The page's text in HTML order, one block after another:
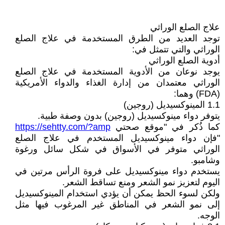
علاج الصلع الوراثي
توجد العديد من الطرق المستخدمة في علاج الصلع
الوراثي والتي تتمثل في:
أدوية الصلع الوراثي
يوجد نوعان من الأدوية المستخدمة في علاج الصلع
الوراثي معتمدان من إدارة الغذاء والدواء الأمريكية
(FDA) وهما:
1.1 المينوكسيديل (روجين)
يتوفر دواء مينوكسيديل (روجين) بدون وصفة طبية.
كما ذُكر في "موقع صحتي https://sehtty.com/?amp
"فإن دواء مينوكسيديل المستخدم في علاج الصلع
الوراثي متوفر في الأسواق في شكل سائل ورغوة
وشامبو.
يستخدم دواء مينوكسيديل على فروة الرأس مرتين في
اليوم لتعزيز نمو الشعر ومنع تساقط الشعر.
ولكن لسوء الحظ يمكن أن يؤدي استخدام المينوكسيديل
إلى نمو الشعر في المناطق غير المرغوب فيها مثل
الوجه.